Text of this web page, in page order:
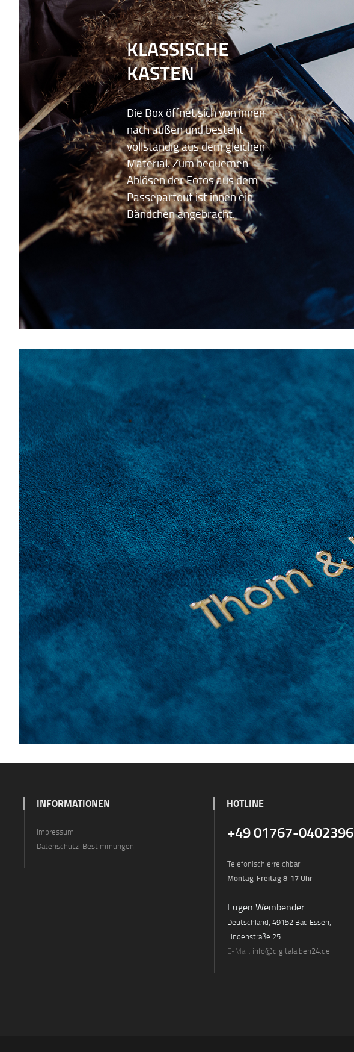
KLASSISCHE
KASTEN
Die Box öffnet sich von innen
nach außen und besteht
vollständig aus dem gleichen
Material. Zum bequemen
Ablösen der Fotos aus dem
Passepartout ist innen ein
Bändchen angebracht.
INFORMATIONEN
Impressum
Datenschutz-Bestimmungen
HOTLINE
+49 01767-0402396
Telefonisch erreichbar
Montag-Freitag 8-17 Uhr
Eugen Weinbender
Deutschland, 49152 Bad Essen,
Lindenstraße 25
E-Mail: info@digitalalben24.de